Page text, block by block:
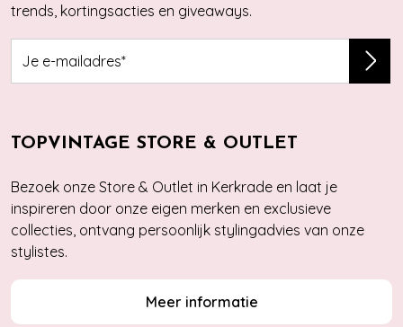
trends, kortingsacties en giveaways.
TOPVINTAGE STORE & OUTLET
Bezoek onze Store & Outlet in Kerkrade en laat je
inspireren door onze eigen merken en exclusieve
collecties, ontvang persoonlijk stylingadvies van onze
stylistes.
Meer informatie